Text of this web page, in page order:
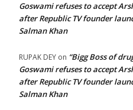
Goswami refuses to accept
after Republic TV founder
Salman Khan
RUPAK DEY on “Bigg Boss of
Goswami refuses to accept
after Republic TV founder
Salman Khan